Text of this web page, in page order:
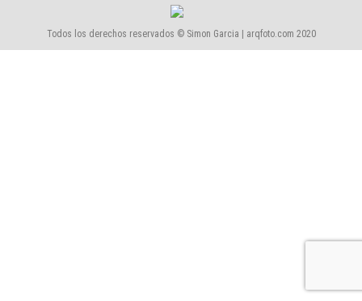
Todos los derechos reservados © Simon Garcia | arqfoto.com 2020